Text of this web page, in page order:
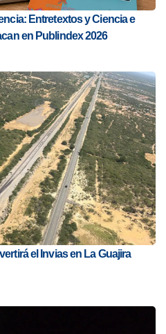
Entretextos y Ciencia e
en Publindex 2026
el Invias en La Guajira